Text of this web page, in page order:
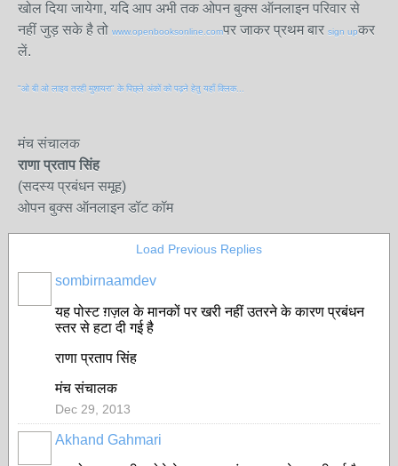
खोल दिया जायेगा, यदि आप अभी तक ओपन बुक्स ऑनलाइन परिवार से
नहीं जुड़ सके है तो www.openbooksonline.comपर जाकर प्रथम बार sign upकर
लें.
"ओ बी ओ लाइव तरही मुशायरा" के पिछ्ले अंकों को पढ़ने हेतु यहाँ क्लिक...
मंच संचालक
राणा प्रताप सिंह
(सदस्य प्रबंधन समूह)
ओपन बुक्स ऑनलाइन डॉट कॉम
Load Previous Replies
sombirnaamdev
यह पोस्ट ग़ज़ल के मानकों पर खरी नहीं उतरने के कारण प्रबंधन
स्तर से हटा दी गई है
राणा प्रताप सिंह
मंच संचालक
Dec 29, 2013
Akhand Gahmari